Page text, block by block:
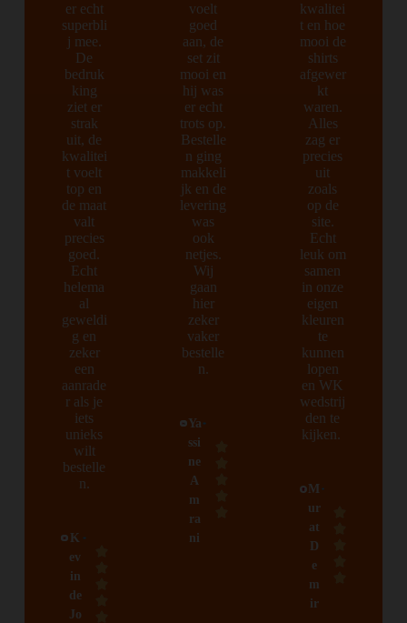
er echt
superbli
j mee.
De
bedruk
king
ziet er
strak
uit, de
kwalitei
t voelt
top en
de maat
valt
precies
goed.
Echt
helema
al
geweldi
g en
zeker
een
aanrade
r als je
iets
unieks
wilt
bestelle
n.
K
ev
in
de
Jo
voelt
goed
aan, de
set zit
mooi en
hij was
er echt
trots op.
Bestelle
n ging
makkeli
jk en de
levering
was
ook
netjes.
Wij
gaan
hier
zeker
vaker
bestelle
n.
Ya
ssi
ne
A
m
ra
ni
kwalitei
t en hoe
mooi de
shirts
afgewer
kt
waren.
Alles
zag er
precies
uit
zoals
op de
site.
Echt
leuk om
samen
in onze
eigen
kleuren
te
kunnen
lopen
en WK
wedstrij
den te
kijken.
M
ur
at
D
e
m
ir